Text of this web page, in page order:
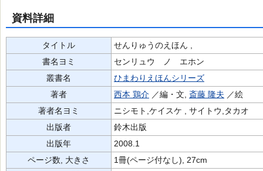
資料詳細
タイトル
せんりゅうのえほん ,
書名ヨミ
センリュウ ノ エホン
叢書名
ひまわりえほんシリーズ
著者
西本 鶏介 ／編・文, 斎藤 隆夫 ／絵
著者名ヨミ
ニシモト,ケイスケ , サイトウ,タカオ
出版者
鈴木出版
出版年
2008.1
ページ数, 大きさ
1冊(ページ付なし), 27cm